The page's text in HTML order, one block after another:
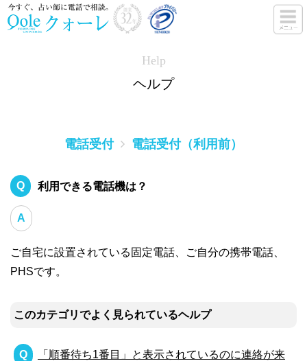
Help
ヘルプ
電話受付 電話受付（利用前）
利用できる電話機は？
ご自宅に設置されている固定電話、ご自分の携帯電話、
PHSです。
このカテゴリでよく見られているヘルプ
「順番待ち1番目」と表示されているのに連絡が来